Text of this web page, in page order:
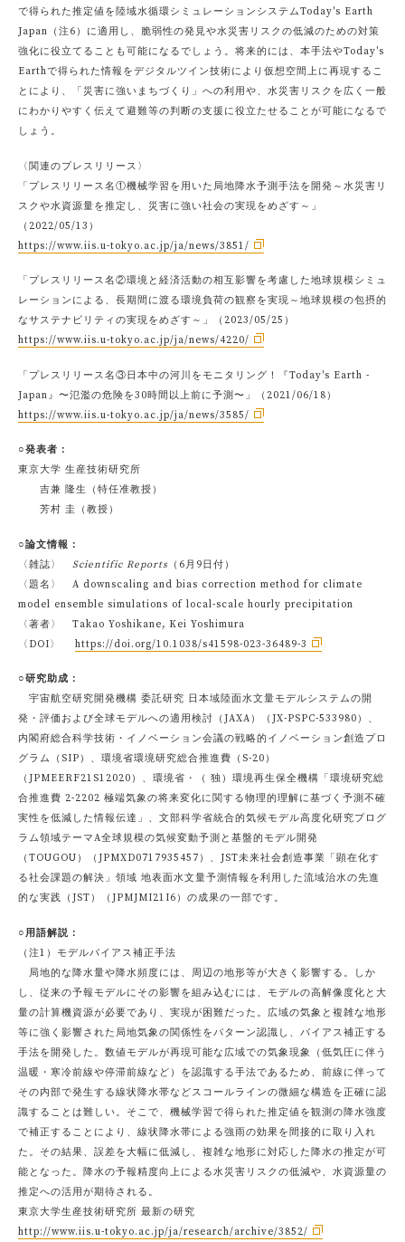
で得られた推定値を陸域水循環シミュレーションシステムToday's Earth
Japan（注6）に適用し、脆弱性の発見や水災害リスクの低減のための対策
強化に役立てることも可能になるでしょう。将来的には、本手法やToday's
Earthで得られた情報をデジタルツイン技術により仮想空間上に再現するこ
とにより、「災害に強いまちづくり」への利用や、水災害リスクを広く一般
にわかりやすく伝えて避難等の判断の支援に役立たせることが可能になるで
しょう。
〈関連のプレスリリース〉
「プレスリリース名①機械学習を用いた局地降水予測手法を開発～水災害リ
スクや水資源量を推定し、災害に強い社会の実現をめざす～」
（2022/05/13）
https://www.iis.u-tokyo.ac.jp/ja/news/3851/
「プレスリリース名②環境と経済活動の相互影響を考慮した地球規模シミュ
レーションによる、長期間に渡る環境負荷の観察を実現～地球規模の包摂的
なサステナビリティの実現をめざす～」（2023/05/25）
https://www.iis.u-tokyo.ac.jp/ja/news/4220/
「プレスリリース名③日本中の河川をモニタリング！『Today's Earth -
Japan』〜氾濫の危険を30時間以上前に予測〜」（2021/06/18）
https://www.iis.u-tokyo.ac.jp/ja/news/3585/
○発表者：
東京大学 生産技術研究所
吉兼 隆生（特任准教授）
芳村 圭（教授）
○論文情報：
〈雑誌〉 Scientific Reports （6月9日付）
〈題名〉 A downscaling and bias correction method for climate
model ensemble simulations of local-scale hourly precipitation
〈著者〉 Takao Yoshikane, Kei Yoshimura
〈DOI〉 https://doi.org/10.1038/s41598-023-36489-3
○研究助成：
宇宙航空研究開発機構 委託研究 日本域陸面水文量モデルシステムの開
発・評価および全球モデルへの適用検討（JAXA）（JX-PSPC-533980）、
内閣府総合科学技術・イノベーション会議の戦略的イノベーション創造プロ
グラム（SIP）、環境省環境研究総合推進費（S-20）
（JPMEERF21S12020）、環境省・（ 独）環境再生保全機構「環境研究総
合推進費 2-2202 極端気象の将来変化に関する物理的理解に基づく予測不確
実性を低減した情報伝達」、文部科学省統合的気候モデル高度化研究プログ
ラム領域テーマA全球規模の気候変動予測と基盤的モデル開発
（TOUGOU）（JPMXD0717935457）、JST未来社会創造事業「顕在化す
る社会課題の解決」領域 地表面水文量予測情報を利用した流域治水の先進
的な実践（JST）（JPMJMI21I6）の成果の一部です。
○用語解説：
（注1）モデルバイアス補正手法
局地的な降水量や降水頻度には、周辺の地形等が大きく影響する。しか
し、従来の予報モデルにその影響を組み込むには、モデルの高解像度化と大
量の計算機資源が必要であり、実現が困難だった。広域の気象と複雑な地形
等に強く影響された局地気象の関係性をパターン認識し、バイアス補正する
手法を開発した。数値モデルが再現可能な広域での気象現象（低気圧に伴う
温暖・寒冷前線や停滞前線など）を認識する手法であるため、前線に伴って
その内部で発生する線状降水帯などスコールラインの微細な構造を正確に認
識することは難しい。そこで、機械学習で得られた推定値を観測の降水強度
で補正することにより、線状降水帯による強雨の効果を間接的に取り入れ
た。その結果、誤差を大幅に低減し、複雑な地形に対応した降水の推定が可
能となった。降水の予報精度向上による水災害リスクの低減や、水資源量の
推定への活用が期待される。
東京大学生産技術研究所 最新の研究
http://www.iis.u-tokyo.ac.jp/ja/research/archive/3852/